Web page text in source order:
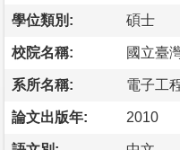
學位類別: 碩士
校院名稱: 國立臺
系所名稱: 電子工
論文出版年: 2010